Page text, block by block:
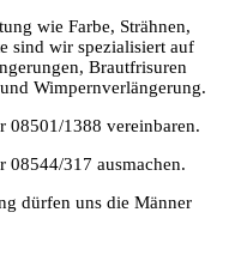
wie Farbe, Strähnen,
sind wir spezialisiert auf
Brautfrisuren
Wimpernverlängerung.
08501/1388 vereinbaren.
08544/317 ausmachen.
dürfen uns die Männer